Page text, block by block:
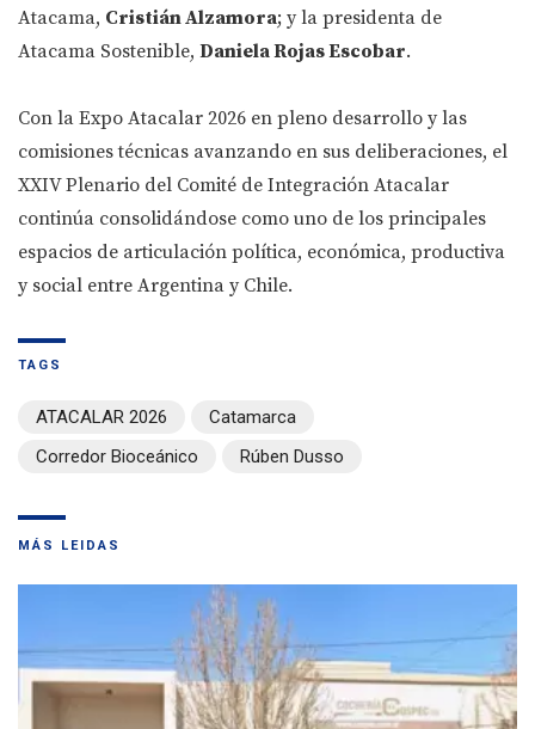
Atacama, Cristián Alzamora; y la presidenta de
Atacama Sostenible, Daniela Rojas Escobar.
Con la Expo Atacalar 2026 en pleno desarrollo y las
comisiones técnicas avanzando en sus deliberaciones, el
XXIV Plenario del Comité de Integración Atacalar
continúa consolidándose como uno de los principales
espacios de articulación política, económica, productiva
y social entre Argentina y Chile.
TAGS
ATACALAR 2026
Catamarca
Corredor Bioceánico
Rúben Dusso
MÁS LEIDAS